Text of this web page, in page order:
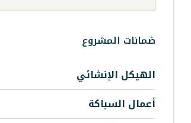
ضمانات المشروع
الهيكل الإنشائي
أعمال السباكة